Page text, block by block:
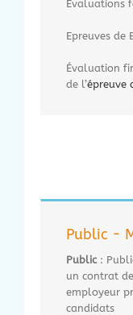
Évaluations
Epreuves de
Évaluation
de l’épreuve
Public -
Public :
un contrat
employeur
candidats